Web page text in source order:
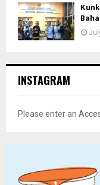
INSTAGRAM
Please enter an